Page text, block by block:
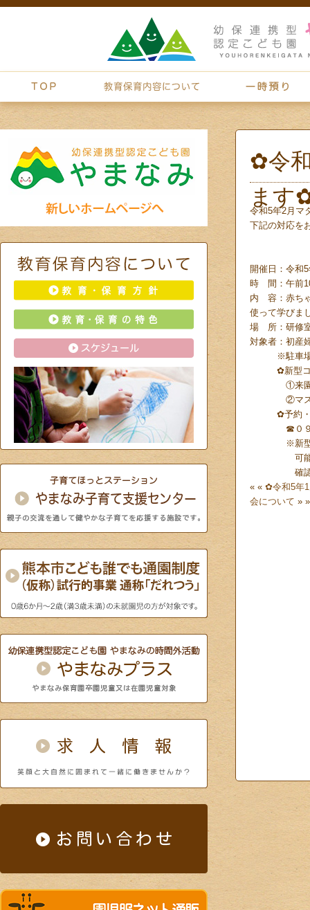
✿令
ます
令和5年2月マ
下記の対応を
開催日：令和
時 間：午前
内 容：赤ち
使って学びま
場 所：研修
対象者：初産
※駐車場完
✿新型コロ
①来園前
②マス
✿予約・
☎０９６
※新型コロ
可能性もご
確認をお
« « ✿令和5年
会について » »